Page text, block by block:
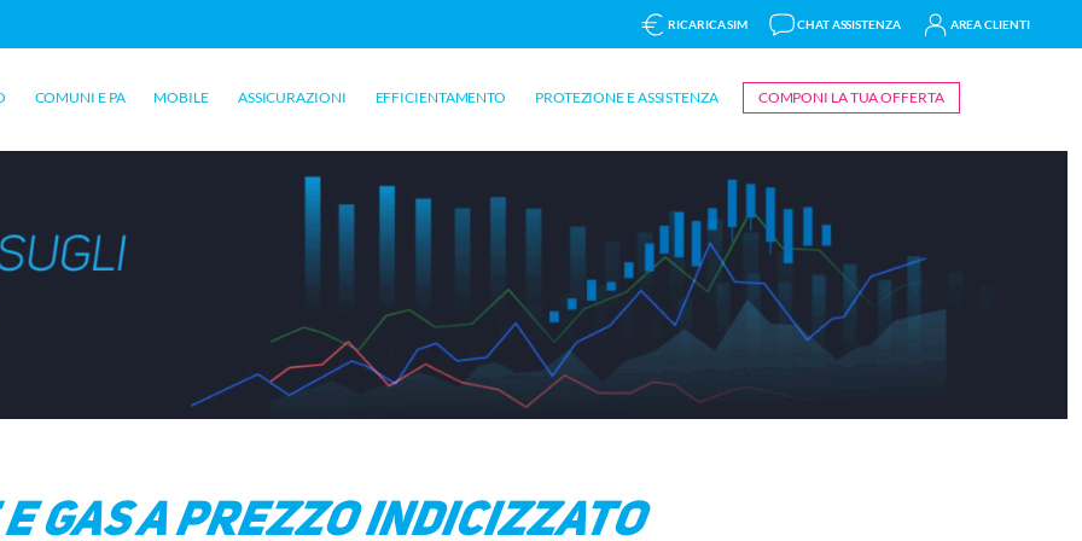
RICARICA SIM CHAT ASSISTENZA AREA CLIENTI
COMUNI E PA MOBILE ASSICURAZIONI EFFICIENTAMENTO PROTEZIONE E ASSISTENZA COMPONI LA TUA OFFERTA
Gas a prezzo indicizzato